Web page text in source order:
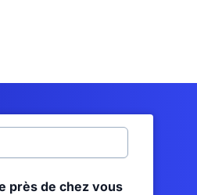
près de chez vous